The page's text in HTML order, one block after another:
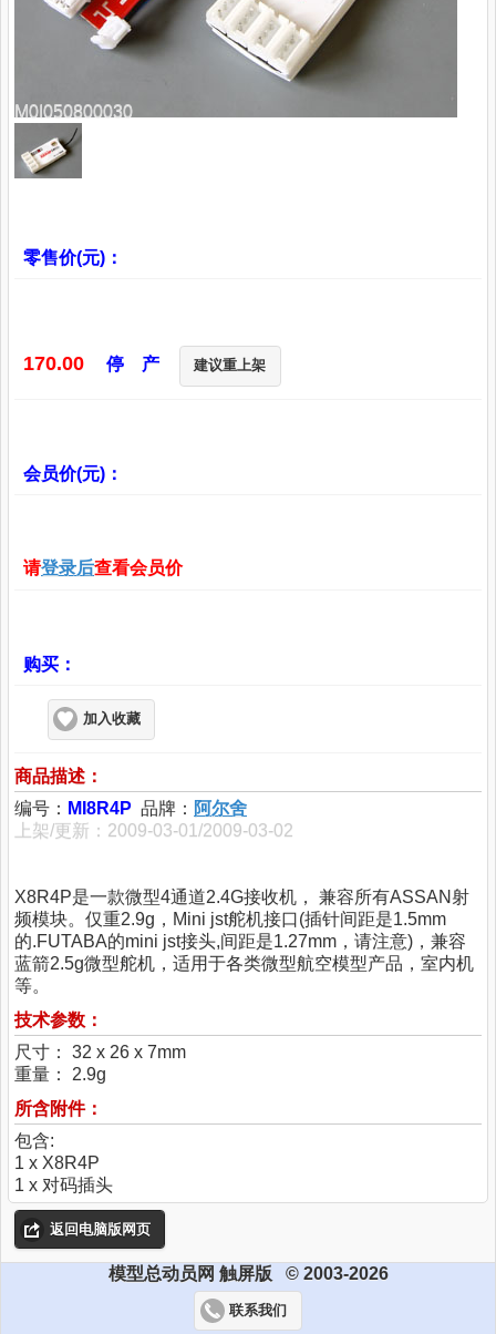
M0I050800030
零售价(元)：
170.00 停 产 建议重上架
会员价(元)：
请登录后查看会员价
购买：
加入收藏
商品描述：
编号： MI8R4P 品牌： 阿尔舍
上架/更新：2009-03-01/2009-03-02
X8R4P是一款微型4通道2.4G接收机， 兼容所有ASSAN射
频模块。仅重2.9g，Mini jst舵机接口(插针间距是1.5mm
的.FUTABA的mini jst接头,间距是1.27mm，请注意)，兼容
蓝箭2.5g微型舵机，适用于各类微型航空模型产品，室内机
等。
技术参数：
尺寸： 32 x 26 x 7mm
重量： 2.9g
所含附件：
包含:
1 x X8R4P
1 x 对码插头
返回电脑版网页
模型总动员网 触屏版 © 2003-2026
联系我们